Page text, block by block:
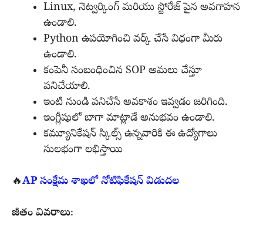
Linux, నెట్వర్కింగ్ మరియు స్టోరేజ్ పైన అవగాహన
ఉండాలి.
Python ఉపయోగించి వర్క్ చేసే విధంగా మీరు
ఉండాలి.
కంపెనీ సంబంధించిన SOP అమలు చేస్తూ
పనిచేయాలి.
ఇంటి నుండి పనిచేసే అవకాశం ఇవ్వడం జరిగింది.
ఇంగ్లీషులో బాగా మాట్లాడే అనుభవం ఉండాలి.
కమ్యూనికేషన్ స్కిల్స్ ఉన్నవారికి ఈ ఉద్యోగాలు
సులభంగా లభిస్తాయి
🔥AP సంక్షేమ శాఖలో నోటిఫికేషన్ విడుదల
జీతం వివరాలు: